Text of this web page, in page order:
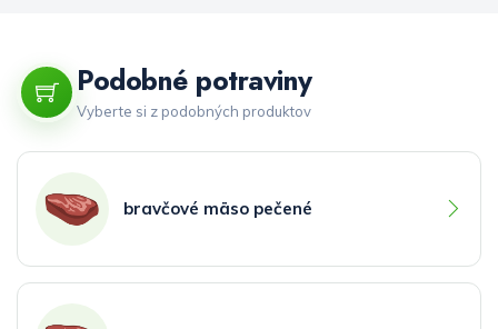
Podobné potraviny
Vyberte si z podobných produktov
bravčové mäso pečené